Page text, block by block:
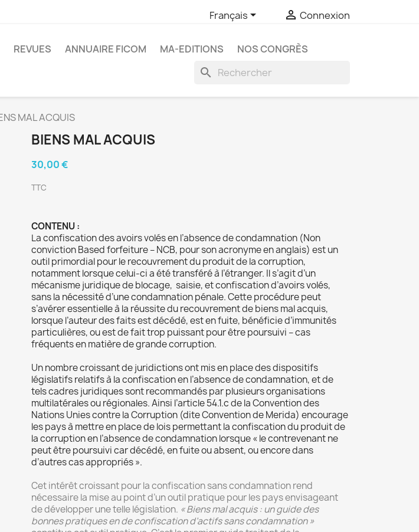
Français  Connexion
REVUES ANNUAIRE FICOM MA-EDITIONS NOS CONGRÈS
search
MAL ACQUIS
BIENS MAL ACQUIS
30,00 €
TTC
CONTENU:
La confiscation des avoirs volés en l’absence de condamnation (Non
conviction Based forfeiture – NCB, pour son acronyme en anglais) est un
outil primordial pour le recouvrement du produit de la corruption,
notamment lorsque celui-ci a été transféré à l’étranger. Il s’agit d’un
mécanisme juridique de blocage, saisie, et confiscation d’avoirs volés,
sans la nécessité d’une condamnation pénale. Cette procédure peut
s’avérer essentielle à la réussite du recouvrement de biens mal acquis,
lorsque l’auteur des faits est décédé, est en fuite, bénéficie d’immunités
particulières, ou est de fait trop puissant pour être poursuivi – cas
fréquents en matière de grande corruption.
Un nombre croissant de juridictions ont mis en place des dispositifs
législatifs relatifs à la confiscation en l’absence de condamnation, et de
tels cadres juridiques sont recommandés par plusieurs organisations
multilatérales ou régionales. Ainsi l’article 54.1.c de la Convention des
Nations Unies contre la Corruption (dite Convention de Merida) encourage
les pays à mettre en place de lois permettant la confiscation du produit de
la corruption en l’absence de condamnation lorsque « le contrevenant ne
peut être poursuivi car décédé, en fuite ou absent, ou encore dans
d’autres cas appropriés ».
Cet intérêt croissant pour la confiscation sans condamnation rend
nécessaire la mise au point d’un outil pratique pour les pays envisageant
de développer une telle législation. « Biens mal acquis : un guide des
bonnes pratiques en de confiscation d’actifs sans condamnation »